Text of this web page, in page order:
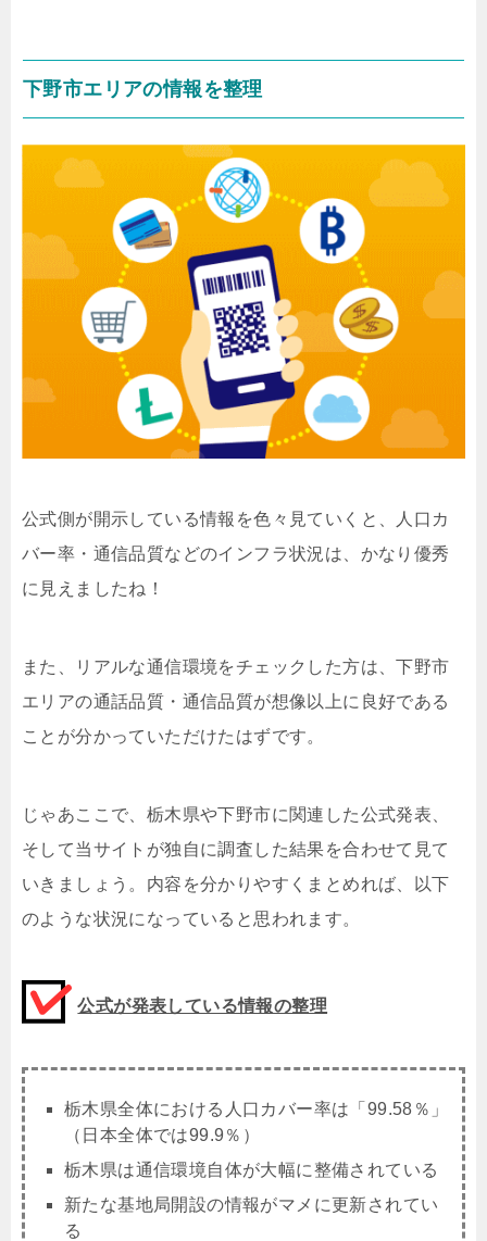
下野市エリアの情報を整理
公式側が開示している情報を色々見ていくと、人口カ
バー率・通信品質などのインフラ状況は、かなり優秀
に見えましたね！
また、リアルな通信環境をチェックした方は、下野市
エリアの通話品質・通信品質が想像以上に良好である
ことが分かっていただけたはずです。
じゃあここで、栃木県や下野市に関連した公式発表、
そして当サイトが独自に調査した結果を合わせて見て
いきましょう。内容を分かりやすくまとめれば、以下
のような状況になっていると思われます。
公式が発表している情報の整理
栃木県全体における人口カバー率は「99.58％」
（日本全体では99.9％）
栃木県は通信環境自体が大幅に整備されている
新たな基地局開設の情報がマメに更新されてい
る